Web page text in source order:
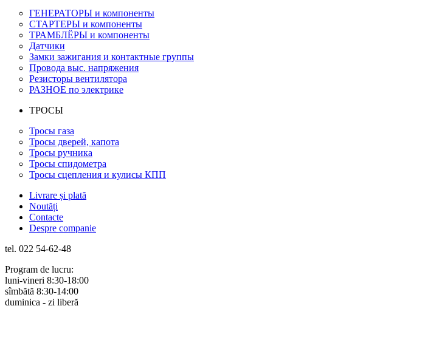
ГЕНЕРАТОРЫ и компоненты
СТАРТЕРЫ и компоненты
ТРАМБЛЁРЫ и компоненты
Датчики
Замки зажигания и контактные группы
Провода выс. напряжения
Резисторы вентилятора
РАЗНОЕ по электрике
ТРОСЫ
Тросы газа
Тросы дверей, капота
Тросы ручника
Тросы спидометра
Тросы сцепления и кулисы КПП
Livrare și plată
Noutăți
Contacte
Despre companie
tel. 022 54-62-48
Program de lucru:
luni-vineri 8:30-18:00
sîmbătă 8:30-14:00
duminica - zi liberă